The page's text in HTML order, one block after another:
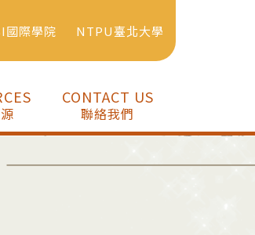
國際學院 NTPU臺北大學
聯絡我們
CONTACT US